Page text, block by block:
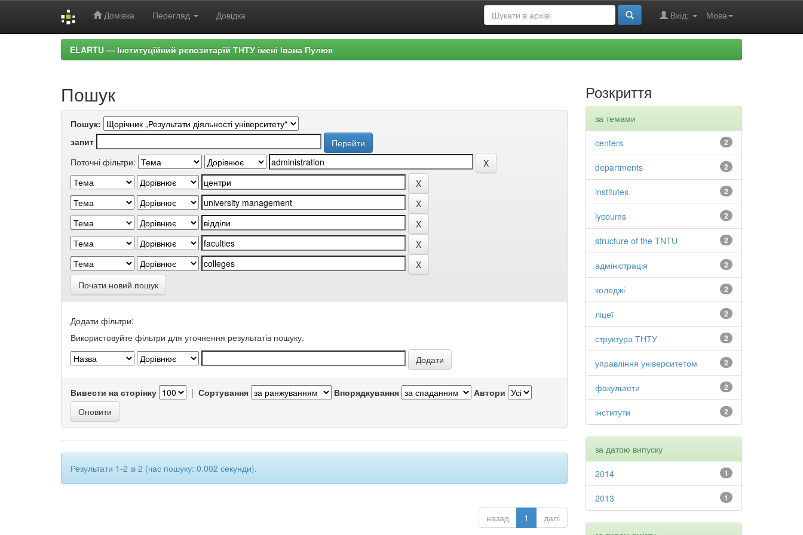
Домівка Перегляд Довідка Мова
Вхід:
ELARTU — Інституційний репозитарій ТНТУ імені Івана Пулюя
Пошук
Пошук:
запит
Поточні фільтри:
Почати новий пошук
Додати фільтри:
Використовуйте фільтри для уточнення результатів пошуку.
Вивести на сторінку | Сортування Впорядкування Автори
Результати 1-2 зі 2 (час пошуку: 0.002 секунди).
назад 1 далі
Розкриття
за темами
2
centers
2
departments
2
institutes
2
lyceums
2
structure of the TNTU
2
адміністрація
2
коледжі
2
ліцеї
2
структура ТНТУ
2
управління університетом
2
факультети
2
інститути
за датою випуску
1
2014
1
2013